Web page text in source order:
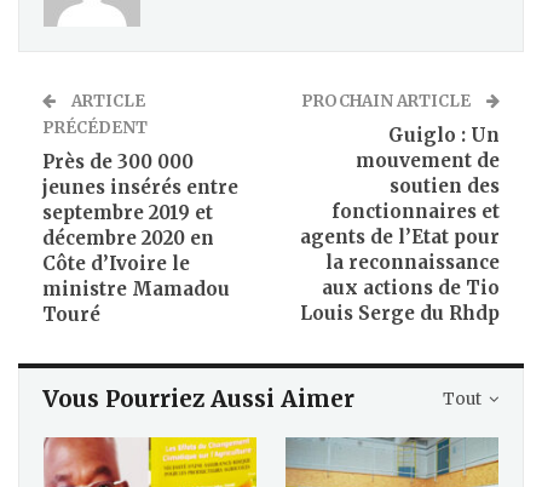
ARTICLE
PRÉCÉDENT
Près de 300 000
jeunes insérés entre
septembre 2019 et
décembre 2020 en
Côte d’Ivoire le
ministre Mamadou
Touré
PROCHAIN ARTICLE
Guiglo : Un
mouvement de
soutien des
fonctionnaires et
agents de l’Etat pour
la reconnaissance
aux actions de Tio
Louis Serge du Rhdp
Tout
Vous Pourriez Aussi Aimer